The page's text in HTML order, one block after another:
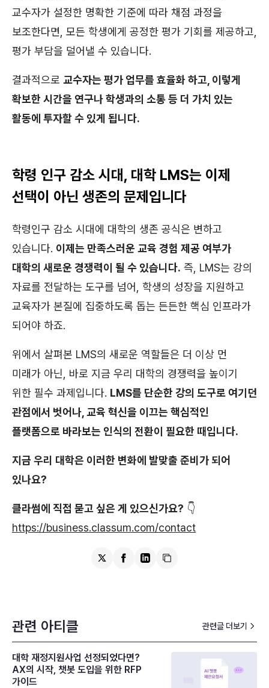
교수자가 설정한 명확한 기준에 따라 채점 과정을
보조한다면, 모든 학생에게 공정한 평가 기회를 제공하고,
평가 부담을 덜어낼 수 있습니다.
결과적으로 교수자는 평가 업무를 효율화 하고, 이렇게
확보한 시간을 연구나 학생과의 소통 등 더 가치 있는
활동에 투자할 수 있게 됩니다.
학령 인구 감소 시대, 대학 LMS는 이제
선택이 아닌 생존의 문제입니다
학령인구 감소 시대에 대학의 생존 공식은 변하고
있습니다. 이제는 만족스러운 교육 경험 제공 여부가
대학의 새로운 경쟁력이 될 수 있습니다. 즉, LMS는 강의
자료를 전달하는 도구를 넘어, 학생의 성장을 지원하고
교육자가 본질에 집중하도록 돕는 든든한 핵심 인프라가
되어야 하죠.
위에서 살펴본 LMS의 새로운 역할들은 더 이상 먼
미래가 아닌, 바로 지금 우리 대학의 경쟁력을 높이기
위한 필수 과제입니다. LMS를 단순한 강의 도구로 여기던
관점에서 벗어나, 교육 혁신을 이끄는 핵심적인
플랫폼으로 바라보는 인식의 전환이 필요한 때입니다.
지금 우리 대학은 이러한 변화에 발맞출 준비가 되어
있나요?
클라썸에 직접 묻고 싶은 게 있으신가요? 👇
https://business.classum.com/contact
관련 아티클 관련글 더보기
대학 재정지원사업 선정되었다면?
AX의 시작, 챗봇 도입을 위한 RFP
가이드